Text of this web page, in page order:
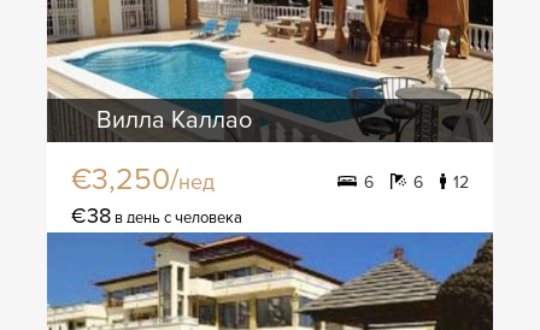
Вилла Каллао
€3,250/нед 6 6 12
€38 в день с человека